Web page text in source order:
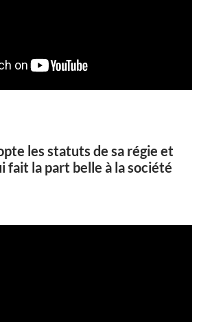
les statuts de sa régie et
fait la part belle à la société